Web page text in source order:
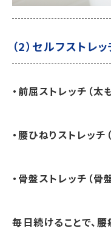
（2）セルフストレ
・前屈ストレッチ（太
・腰ひねりストレッチ
・骨盤ストレッチ（骨
毎日続けることで、